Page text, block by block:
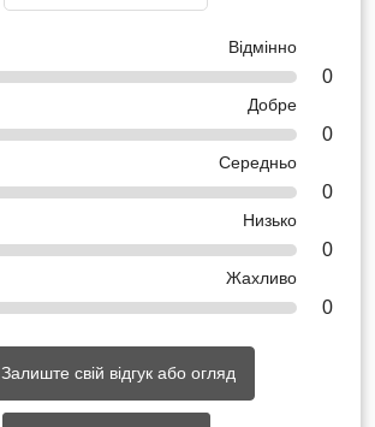
Відмінно
0
Добре
0
Середньо
0
Низько
0
Жахливо
0
Залиште свій відгук або огляд